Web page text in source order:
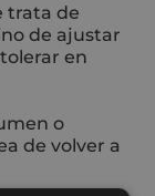
trata de
de ajustar
en
o
de volver a